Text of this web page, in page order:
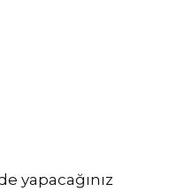
yapacağınız